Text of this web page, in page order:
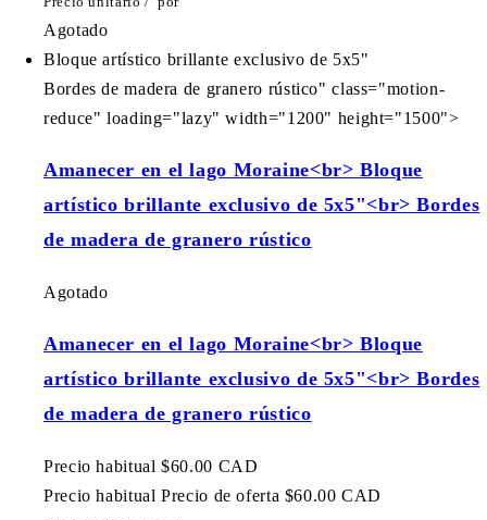
Agotado
Bloque artístico brillante exclusivo de 5x5"
Bordes de madera de granero rústico" class="motion-
reduce" loading="lazy" width="1200" height="1500">
Amanecer en el lago Moraine<br> Bloque
artístico brillante exclusivo de 5x5"<br> Bordes
de madera de granero rústico
Agotado
Amanecer en el lago Moraine<br> Bloque
artístico brillante exclusivo de 5x5"<br> Bordes
de madera de granero rústico
Precio habitual $60.00 CAD
Precio habitual Precio de oferta $60.00 CAD